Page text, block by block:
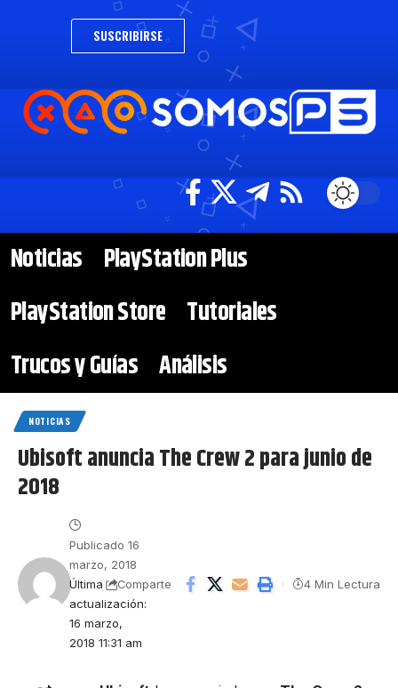
SUSCRIBIRSE
Noticias
PlayStation Plus
PlayStation Store Tutoriales
Trucos y Guías Análisis
NOTICIAS
Ubisoft anuncia The Crew 2 para junio de
2018
Última
actualización:
16 marzo,
2018 11:31 am
Publicado 16
marzo, 2018
Comparte 4 Min Lectura